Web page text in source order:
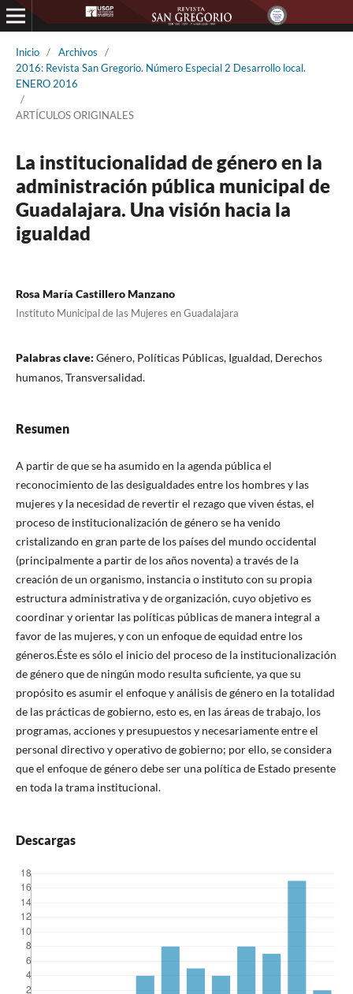
Inicio / Archivos
/
2016: Revista San Gregorio. Número Especial 2 Desarrollo local.
ENERO 2016
/
ARTÍCULOS ORIGINALES
La institucionalidad de género en la
administración pública municipal de
Guadalajara. Una visión hacia la
igualdad
Rosa María Castillero Manzano
Instituto Municipal de las Mujeres en Guadalajara
Palabras clave: Género, Políticas Públicas, Igualdad, Derechos
humanos, Transversalidad.
Resumen
A partir de que se ha asumido en la agenda pública el
reconocimiento de las desigualdades entre los hombres y las
mujeres y la necesidad de revertir el rezago que viven éstas, el
proceso de institucionalización de género se ha venido
cristalizando en gran parte de los países del mundo occidental
(principalmente a partir de los años noventa) a través de la
creación de un organismo, instancia o instituto con su propia
estructura administrativa y de organización, cuyo objetivo es
coordinar y orientar las políticas públicas de manera integral a
favor de las mujeres, y con un enfoque de equidad entre los
géneros.Éste es sólo el inicio del proceso de la institucionalización
de género que de ningún modo resulta suficiente, ya que su
propósito es asumir el enfoque y análisis de género en la totalidad
de las prácticas de gobierno, esto es, en las áreas de trabajo, los
programas, acciones y presupuestos y necesariamente entre el
personal directivo y operativo de gobierno; por ello, se considera
que el enfoque de género debe ser una política de Estado presente
en toda la trama institucional.
Descargas